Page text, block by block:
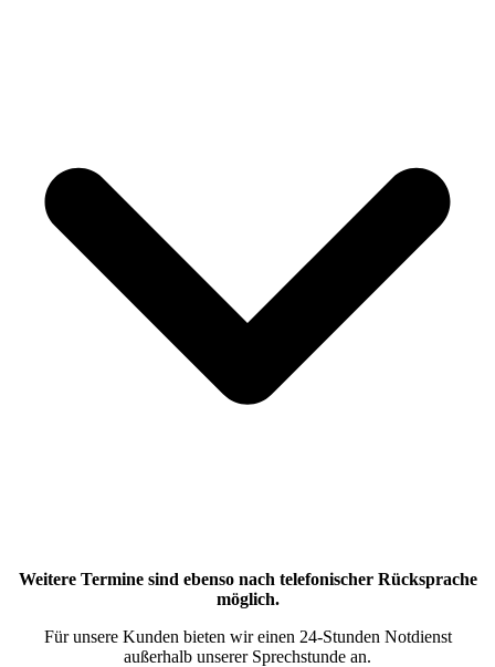
Weitere Termine sind ebenso nach telefonischer Rücksprache
möglich.
Für unsere Kunden bieten wir einen 24-Stunden Notdienst
außerhalb unserer Sprechstunde an.